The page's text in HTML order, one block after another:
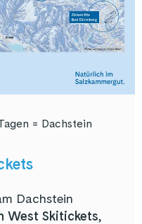
= Dachstein
Dachstein
West Skitickets,